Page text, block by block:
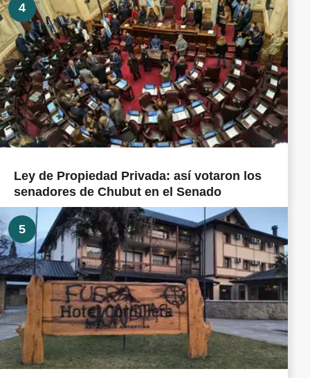
4
Ley de Propiedad Privada: así votaron los
senadores de Chubut en el Senado
5